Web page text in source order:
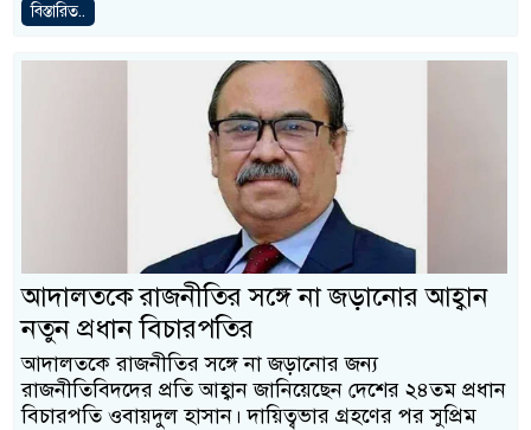
বিস্তারিত..
আদালতকে রাজনীতির সঙ্গে না জড়ানোর আহ্বান
নতুন প্রধান বিচারপতির
আদালতকে রাজনীতির সঙ্গে না জড়ানোর জন্য
রাজনীতিবিদদের প্রতি আহ্বান জানিয়েছেন দেশের ২৪তম প্রধান
বিচারপতি ওবায়দুল হাসান। দায়িত্বভার গ্রহণের পর সুপ্রিম